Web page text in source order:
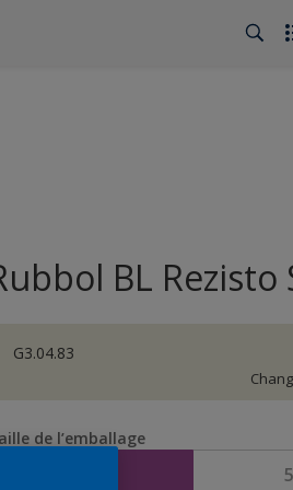
BL Rezisto
G3.04.83
de l’emballage